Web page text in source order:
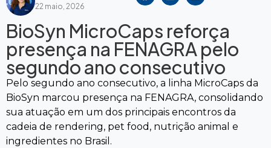
22 maio, 2026
BioSyn MicroCaps reforça
presença na FENAGRA pelo
segundo ano consecutivo
Pelo segundo ano consecutivo, a linha MicroCaps da
BioSyn marcou presença na FENAGRA, consolidando
sua atuação em um dos principais encontros da
cadeia de rendering, pet food, nutrição animal e
ingredientes no Brasil.